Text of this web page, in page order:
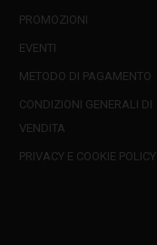
PROMOZIONI
EVENTI
METODO DI PAGAMENTO
CONDIZIONI GENERALI DI
VENDITA
PRIVACY E COOKIE POLICY